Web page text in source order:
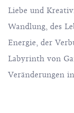
Liebe und
Wandlung, des
Energie, der
Labyrinth von
Veränderungen